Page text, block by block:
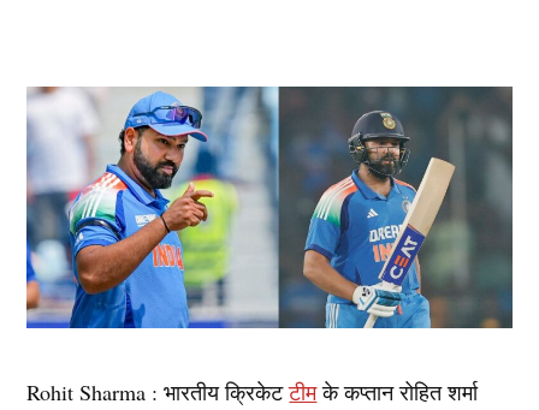
Rohit Sharma : भारतीय क्रिकेटटीमके कप्तान रोहित शर्मा